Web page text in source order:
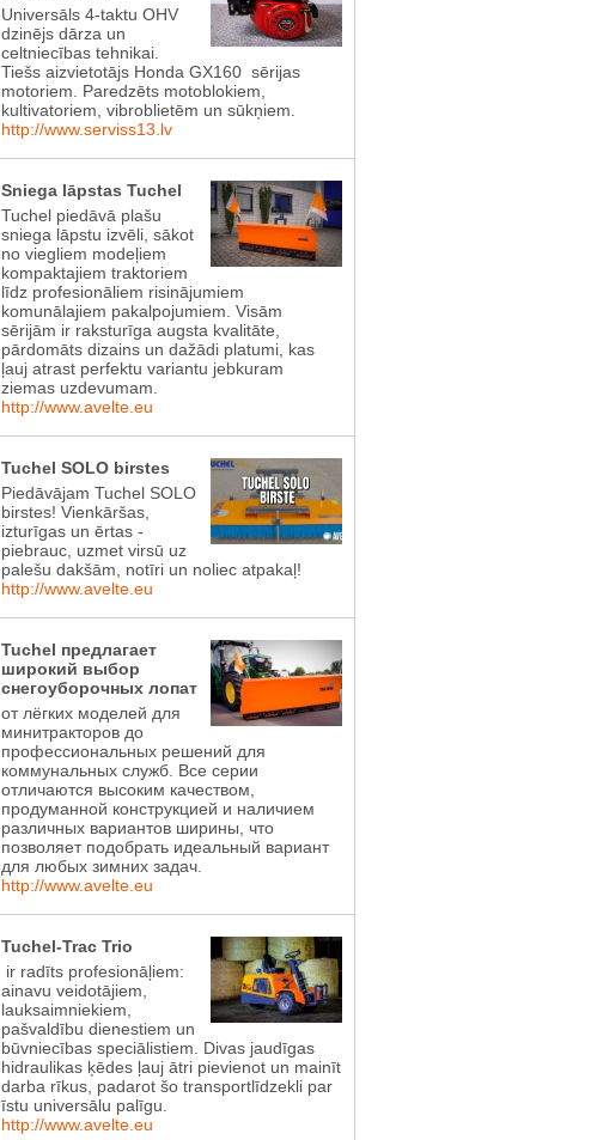
Universāls 4-taktu OHV
dzinējs dārza un
celtniecības tehnikai.
Tiešs aizvietotājs Honda GX160 sērijas
motoriem. Paredzēts motoblokiem,
kultivatoriem, vibroblietēm un sūkņiem.
http://www.serviss13.lv
Sniega lāpstas Tuchel
Tuchel piedāvā plašu
sniega lāpstu izvēli, sākot
no viegliem modeļiem
kompaktajiem traktoriem
līdz profesionāliem risinājumiem
komunālajiem pakalpojumiem. Visām
sērijām ir raksturīga augsta kvalitāte,
pārdomāts dizains un dažādi platumi, kas
ļauj atrast perfektu variantu jebkuram
ziemas uzdevumam.
http://www.avelte.eu
Tuchel SOLO birstes
Piedāvājam Tuchel SOLO
birstes! Vienkāršas,
izturīgas un ērtas -
piebrauc, uzmet virsū uz
palešu dakšām, notīri un noliec atpakaļ!
http://www.avelte.eu
Tuchel предлагает
широкий выбор
снегоуборочных лопат
от лёгких моделей для
минитракторов до
профессиональных решений для
коммунальных служб. Все серии
отличаются высоким качеством,
продуманной конструкцией и наличием
различных вариантов ширины, что
позволяет подобрать идеальный вариант
для любых зимних задач.
http://www.avelte.eu
Tuchel-Trac Trio
ir radīts profesionāļiem:
ainavu veidotājiem,
lauksaimniekiem,
pašvaldību dienestiem un
būvniecības speciālistiem. Divas jaudīgas
hidraulikas ķēdes ļauj ātri pievienot un mainīt
darba rīkus, padarot šo transportlīdzekli par
īstu universālu palīgu.
http://www.avelte.eu